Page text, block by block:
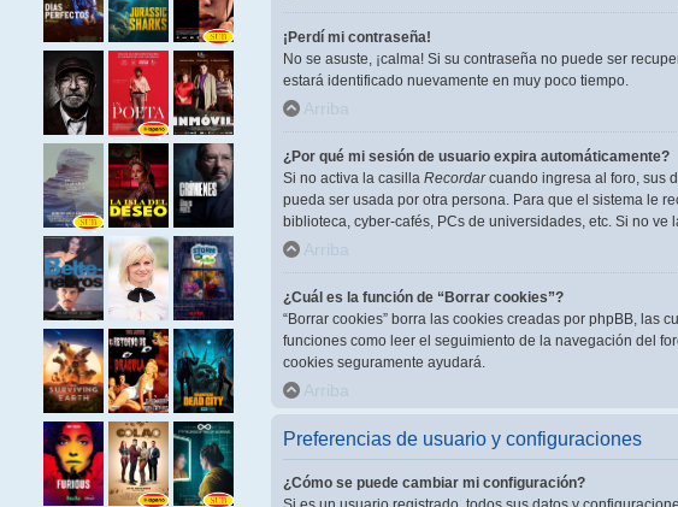
¡Perdí mi contraseña!
No se asuste, ¡calma! Si su contraseña no puede ser
estará identificado nuevamente en muy poco tiempo.
Arriba
¿Por qué mi sesión de usuario expira automáticamente?
Si no activa la casilla Recordarcuando ingresa al foro, sus
pueda ser usada por otra persona. Para que el sistema le
biblioteca, cyber-cafés, PCs de universidades, etc. Si no
Arriba
¿Cuál es la función de “Borrar cookies”?
“Borrar cookies” borra las cookies creadas por phpBB, las
funciones como leer el seguimiento de la navegación del
cookies seguramente ayudará.
Arriba
Preferencias de usuario y configuraciones
¿Cómo se puede cambiar mi configuración?